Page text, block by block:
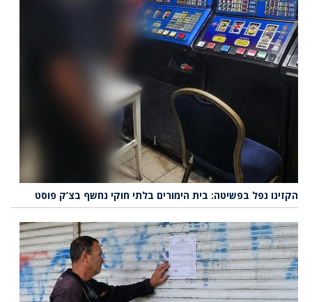
הקזינו נפל בפשיטה: בית הימורים בלתי חוקי נחשף בצ’ק פוסט